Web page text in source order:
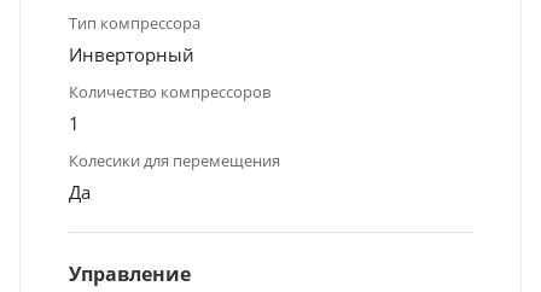
Тип компрессора
Инверторный
Количество компрессоров
1
Колесики для перемещения
Да
Управление